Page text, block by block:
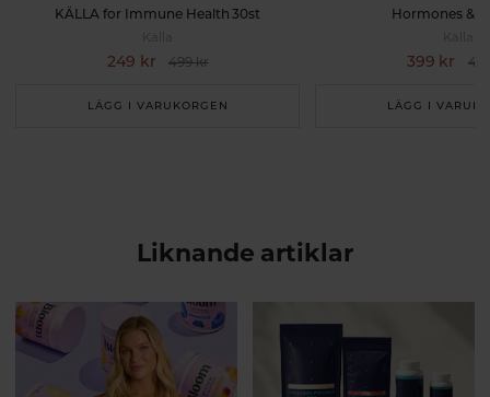
KÄLLA for Immune Health 30st
249 kr 499 kr
LÄGG I VARUKORGEN
Hormones &
399 kr
LÄGG I
Liknande artiklar